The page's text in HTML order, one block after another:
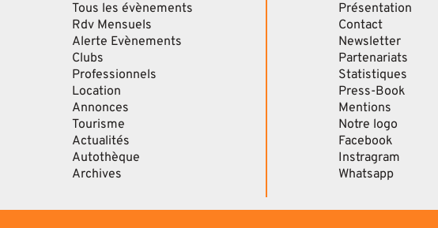
Tous les évènements
Rdv Mensuels
Alerte Evènements
Clubs
Professionnels
Location
Annonces
Tourisme
Actualités
Autothèque
Archives
Présentation
Contact
Newsletter
Partenariats
Statistiques
Press-Book
Mentions
Notre logo
Facebook
Instragram
Whatsapp